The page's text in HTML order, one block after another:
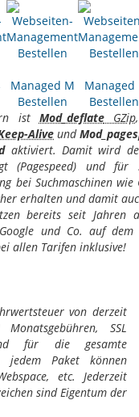
Managed M
Bestellen
Managed
Bestellen
ist Mod_deflateGZip
Alive und
aktiviert. Damit wird
(Pagespeed) und für
bei Suchmaschinen wie
erhalten und damit
bereits seit Jahren
und Co. auf dem
allen Tarifen inklusive!
von derzeit
SSL
für die gesamte
jedem Paket können
etc. Jederzeit
sind Eigentum der